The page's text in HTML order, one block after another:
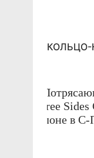
КОЛЬЦО-